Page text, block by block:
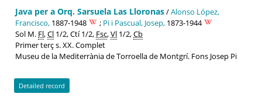
Java per a Orq. Sarsuela Las Lloronas/Alonso López,
Francisco, 1887-1948 ; Pi i Pascual, Josep, 1873-1944
Sol M. Fl,Cl 1/2, Ctí 1/2, Fsc,Vl 1/2,Cb
Primer terç s. XX. Complet
Museu de la Mediterrània de Torroella de Montgrí. Fons Josep Pi
Detailed record